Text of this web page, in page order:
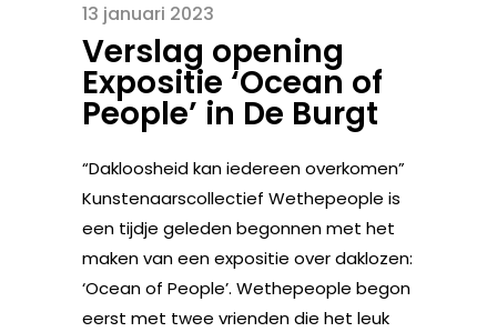
13 januari 2023
Verslag opening
Expositie ‘Ocean of
People’ in De Burgt
“Dakloosheid kan iedereen overkomen”
Kunstenaarscollectief Wethepeople is
een tijdje geleden begonnen met het
maken van een expositie over daklozen:
‘Ocean of People’. Wethepeople begon
eerst met twee vrienden die het leuk